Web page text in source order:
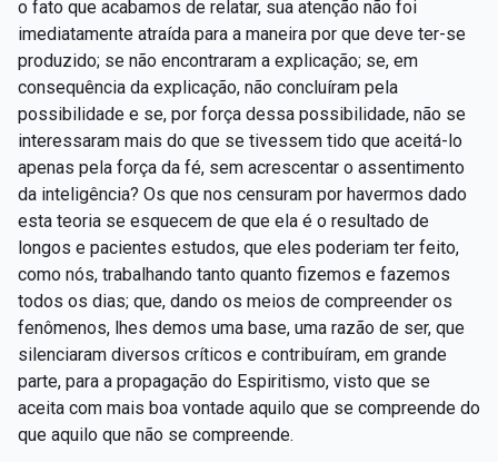
o fato que acabamos de relatar, sua atenção não foi
imediatamente atraída para a maneira por que deve ter-se
produzido; se não encontraram a explicação; se, em
consequência da explicação, não concluíram pela
possibilidade e se, por força dessa possibilidade, não se
interessaram mais do que se tivessem tido que aceitá-lo
apenas pela força da fé, sem acrescentar o assentimento
da inteligência? Os que nos censuram por havermos dado
esta teoria se esquecem de que ela é o resultado de
longos e pacientes estudos, que eles poderiam ter feito,
como nós, trabalhando tanto quanto fizemos e fazemos
todos os dias; que, dando os meios de compreender os
fenômenos, lhes demos uma base, uma razão de ser, que
silenciaram diversos críticos e contribuíram, em grande
parte, para a propagação do Espiritismo, visto que se
aceita com mais boa vontade aquilo que se compreende do
que aquilo que não se compreende.